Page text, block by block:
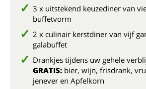
3 x uitstekend keuzediner van
buffetvorm
2 x culinair kerstdiner van vijf
galabuffet
Drankjes tijdens uw gehele
GRATIS: bier, wijn, frisdrank,
jenever en Apfelkorn